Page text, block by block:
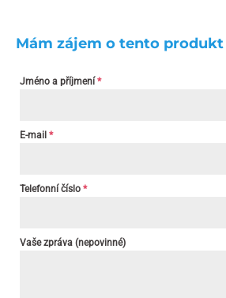
Mám zájem o tento produkt
Jméno a příjmení *
E-mail *
Telefonní číslo *
Vaše zpráva (nepovinné)